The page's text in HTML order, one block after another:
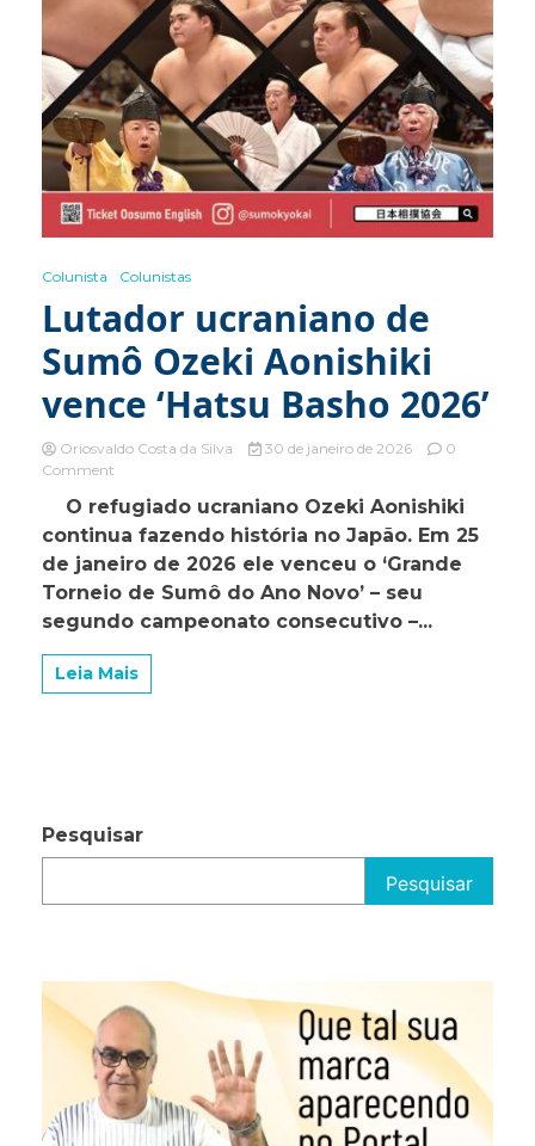
Colunista Colunistas
Lutador ucraniano de
Sumô Ozeki Aonishiki
vence ‘Hatsu Basho 2026’
Oriosvaldo Costa da Silva 30 de janeiro de 2026
0
Comment
ucraniano
de
Sumô
Ozeki
Aonishiki
vence
Basho
2026’
O refugiado ucraniano Ozeki Aonishiki
continua fazendo história no Japão. Em 25
de janeiro de 2026 ele venceu o ‘Grande
Torneio de Sumô do Ano Novo’ – seu
segundo campeonato consecutivo –...
Leia Mais
Pesquisar
Pesquisar